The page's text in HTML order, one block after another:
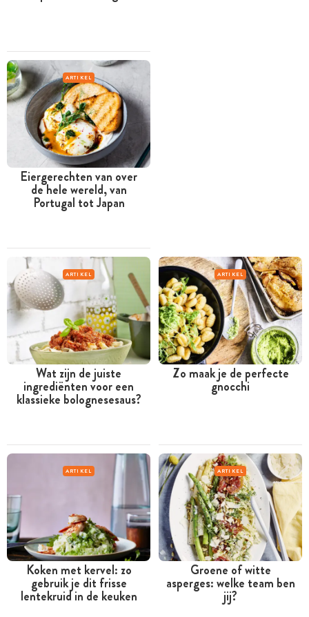
ARTIKEL
Eiergerechten van over
de hele wereld, van
Portugal tot Japan
ARTIKEL
Wat zijn de juiste
ingrediënten voor een
klassieke bolognesesaus?
ARTIKEL
Zo maak je de perfecte
gnocchi
ARTIKEL
Koken met kervel: zo
gebruik je dit frisse
lentekruid in de keuken
ARTIKEL
Groene of witte
asperges: welke team ben
jij?